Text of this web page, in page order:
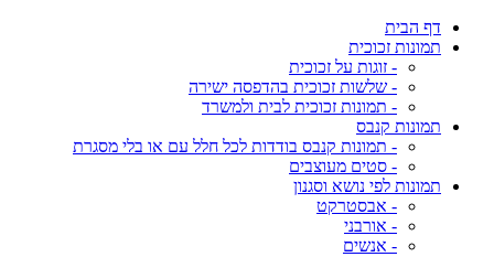
דף הבית
תמונות זכוכית
- זוגות על זכוכית
- שלשות זכוכית בהדפסה ישירה
- תמונות זכוכית לבית ולמשרד
תמונות קנבס
- תמונות קנבס בודדות לכל חלל עם או בלי מסגרת
- סטים מעוצבים
תמונות לפי נושא וסגנון
- אבסטרקט
- אורבני
- אנשים